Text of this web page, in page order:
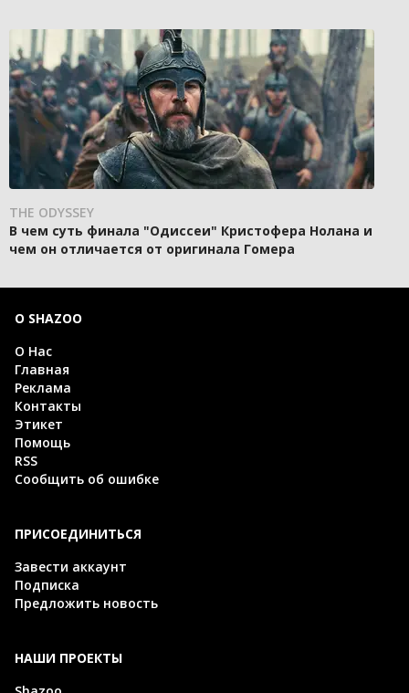
THE ODYSSEY
В чем суть финала "Одиссеи" Кристофера Нолана и
чем он отличается от оригинала Гомера
О SHAZOO
О Нас
Главная
Реклама
Контакты
Этикет
Помощь
RSS
Сообщить об ошибке
ПРИСОЕДИНИТЬСЯ
Завести аккаунт
Подписка
Предложить новость
НАШИ ПРОЕКТЫ